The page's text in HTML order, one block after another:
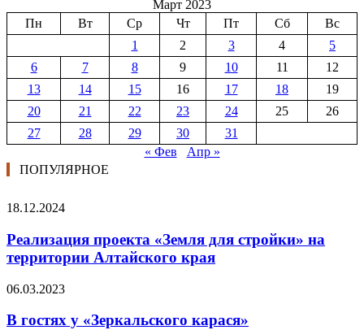
Март 2023
Пн
Вт Ср Чт Пт Сб
Вс
1
2 3 4
5
6
7 8 9 10 11
12
13
14 15 16 17 18
19
20
21 22 23 24 25
26
27
28 29 30
31
« Фев
Апр »
ПОПУЛЯРНОЕ
18.12.2024
Реализация проекта «Земля для стройки» на
территории Алтайского края
06.03.2023
В гостях у «Зеркальского карася»